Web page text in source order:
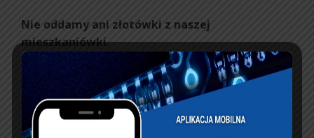
Nie oddamy ani złotówki z naszej
mieszkaniówki.
Harmonogram-Dzialan-Komitetu-Protestacyjnego-NSZZFiPW-
Pobierz